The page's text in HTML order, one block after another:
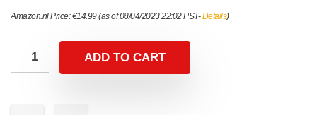
Amazon.nl Price:€14.99(as of 08/04/2023 22:02 PST-Details)
ADD TO CART